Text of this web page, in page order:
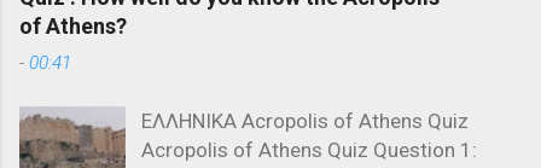
of Athens?
- 00:41
ΕΛΛΗΝΙΚΑ Acropolis of Athens Quiz
Acropolis of Athens Quiz Question 1: